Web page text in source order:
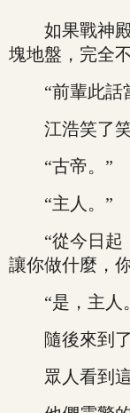
如果戰神殿
塊地盤，完全
“前輩此話
江浩笑了笑
“古帝。”
“主人。”
“從今日起，
讓你做什麼，
“是，主人。
隨後來到了
眾人看到這